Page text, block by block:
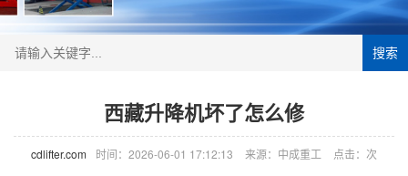
搜索
西藏升降机坏了怎么修
cdlifter.com 时间：2026-06-01 17:12:13 来源：中成重工 点击： 次